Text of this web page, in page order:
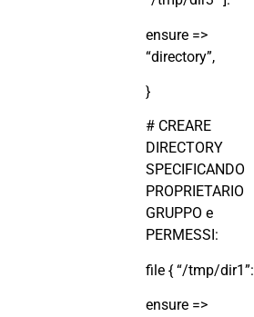
ensure =>
“directory”,
}
# CREARE
DIRECTORY
SPECIFICANDO
PROPRIETARIO
GRUPPO e
PERMESSI:
file { “/tmp/dir1”:
ensure =>